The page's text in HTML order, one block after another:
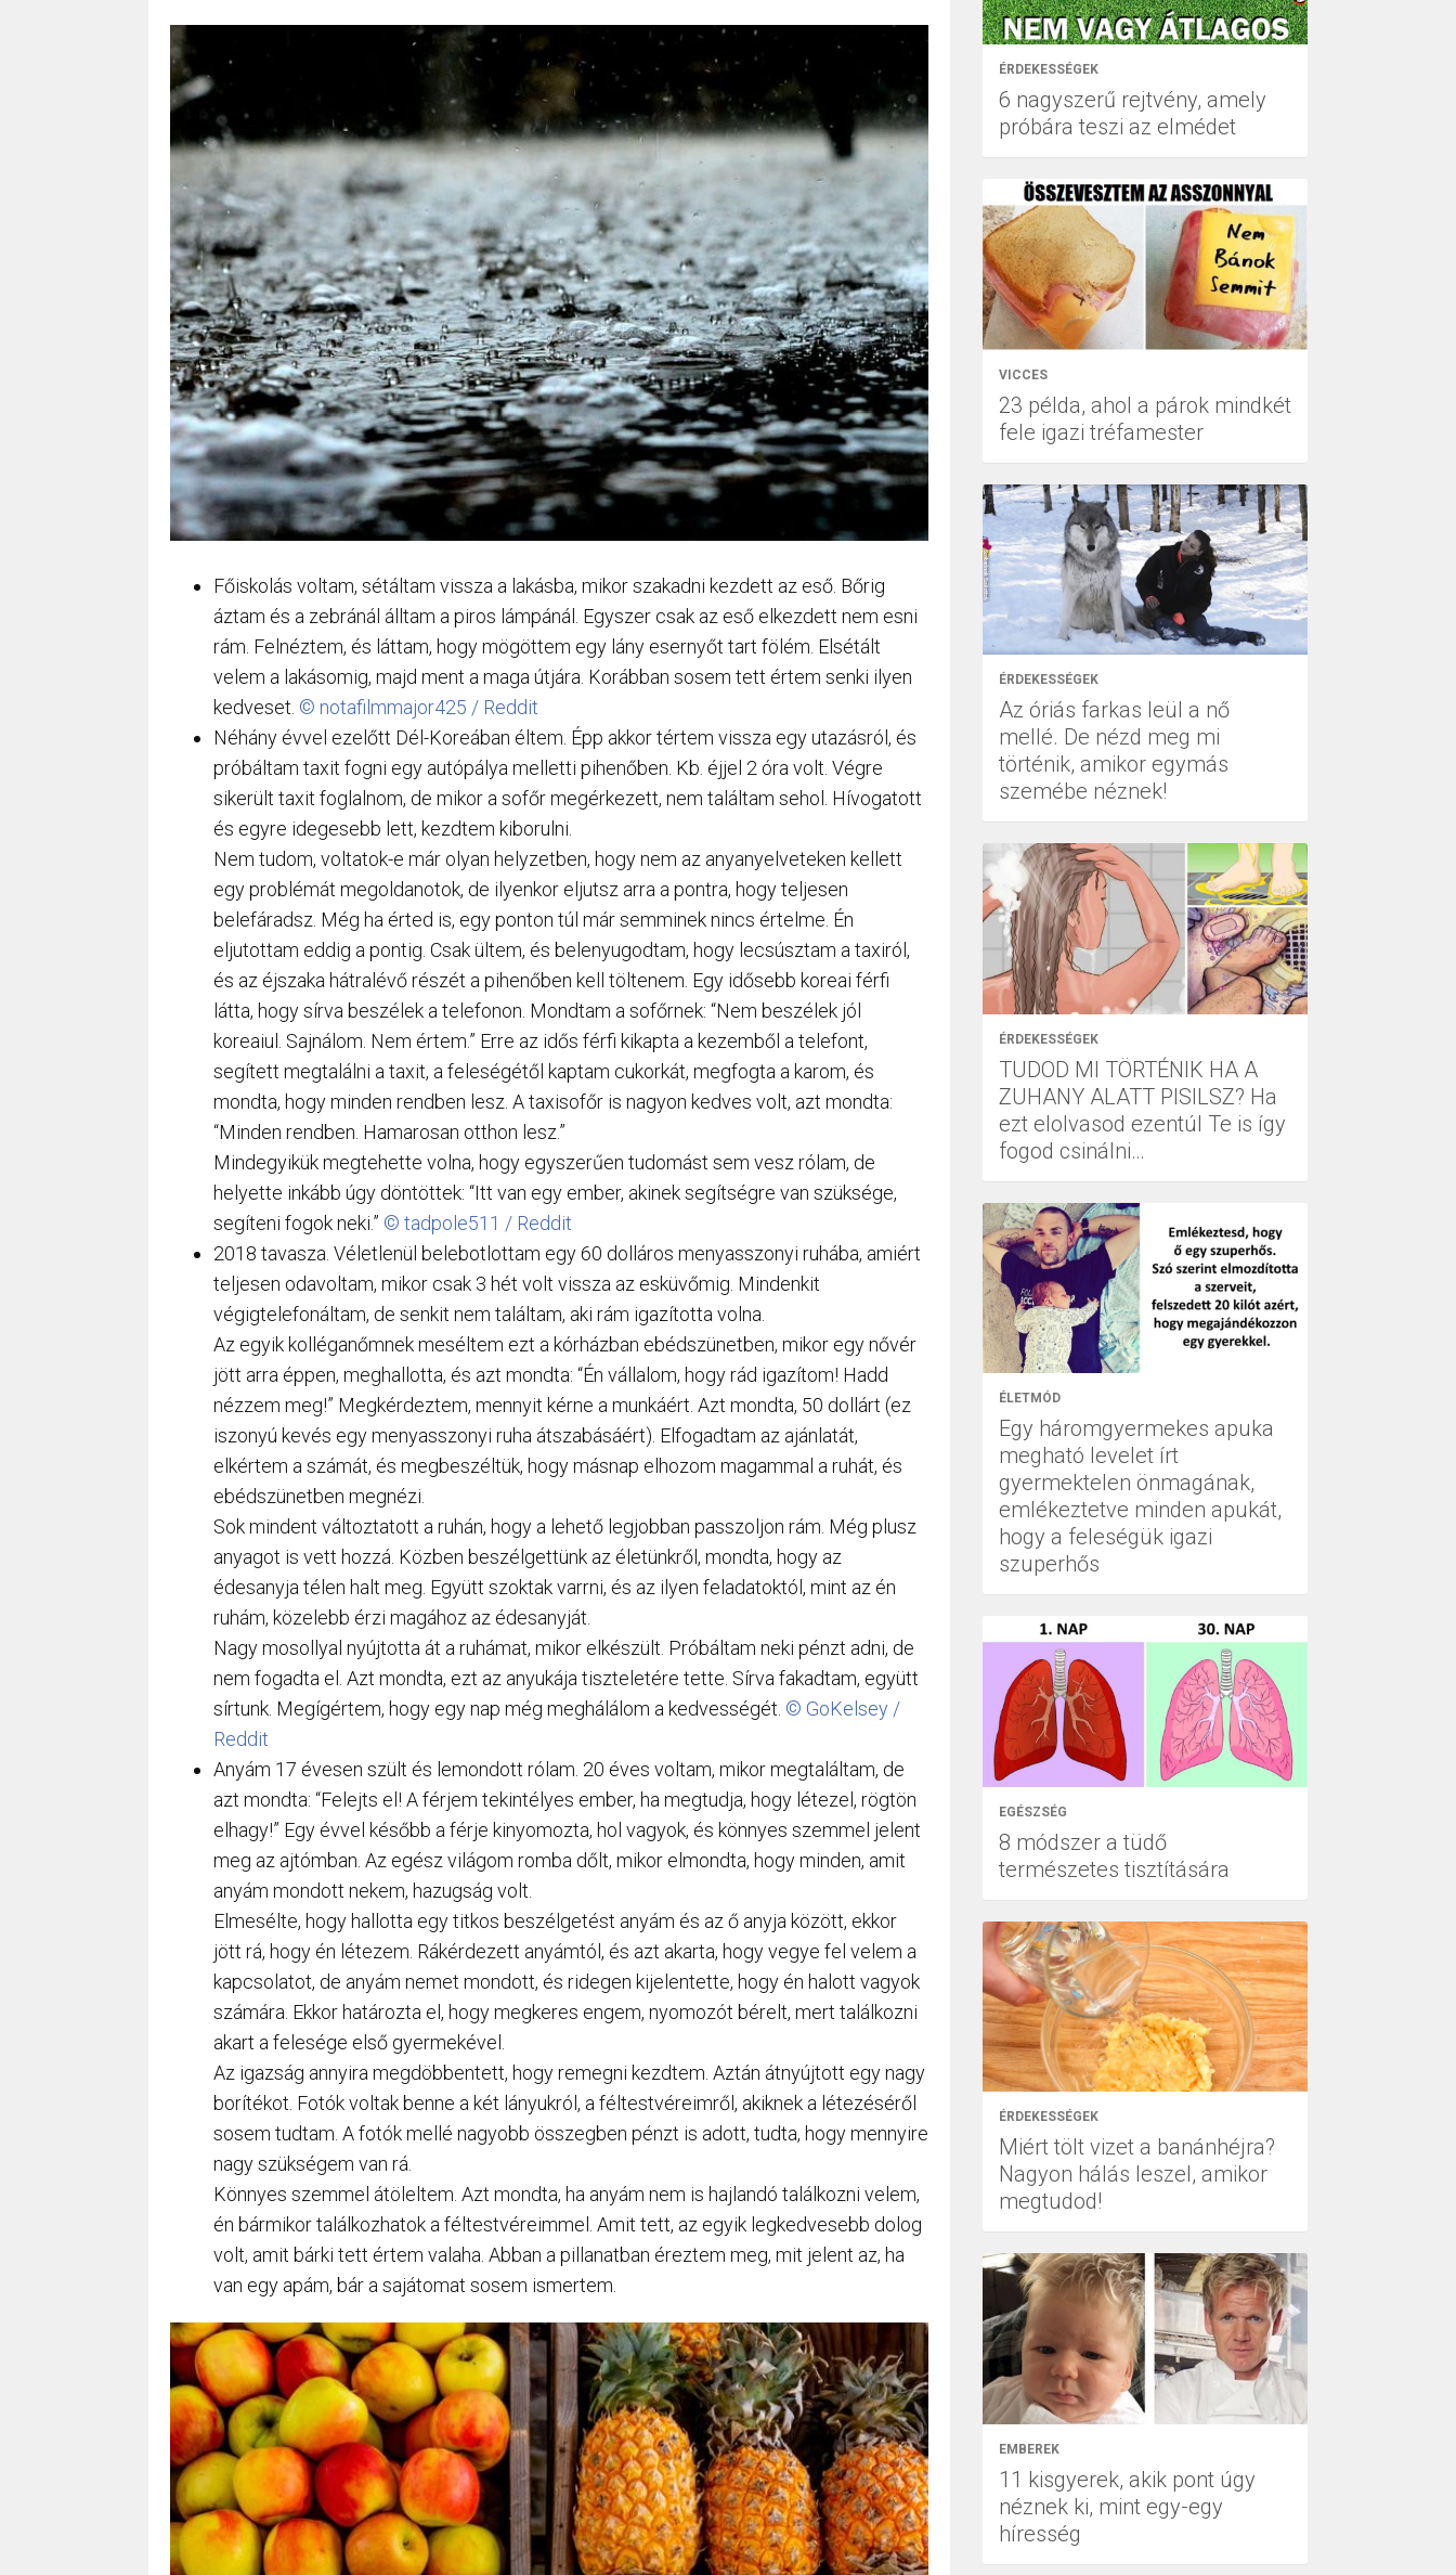
Főiskolás voltam, sétáltam vissza a lakásba, mikor szakadni kezdett az eső. Bőrig
áztam és a zebránál álltam a piros lámpánál. Egyszer csak az eső elkezdett nem esni
rám. Felnéztem, és láttam, hogy mögöttem egy lány esernyőt tart fölém. Elsétált
velem a lakásomig, majd ment a maga útjára. Korábban sosem tett értem senki ilyen
kedveset. © notafilmmajor425 / Reddit
Néhány évvel ezelőtt Dél-Koreában éltem. Épp akkor tértem vissza egy utazásról, és
próbáltam taxit fogni egy autópálya melletti pihenőben. Kb. éjjel 2 óra volt. Végre
sikerült taxit foglalnom, de mikor a sofőr megérkezett, nem találtam sehol. Hívogatott
és egyre idegesebb lett, kezdtem kiborulni.
Nem tudom, voltatok-e már olyan helyzetben, hogy nem az anyanyelveteken kellett
egy problémát megoldanotok, de ilyenkor eljutsz arra a pontra, hogy teljesen
belefáradsz. Még ha érted is, egy ponton túl már semminek nincs értelme. Én
eljutottam eddig a pontig. Csak ültem, és belenyugodtam, hogy lecsúsztam a taxiról,
és az éjszaka hátralévő részét a pihenőben kell töltenem. Egy idősebb koreai férfi
látta, hogy sírva beszélek a telefonon. Mondtam a sofőrnek: “Nem beszélek jól
koreaiul. Sajnálom. Nem értem.” Erre az idős férfi kikapta a kezemből a telefont,
segített megtalálni a taxit, a feleségétől kaptam cukorkát, megfogta a karom, és
mondta, hogy minden rendben lesz. A taxisofőr is nagyon kedves volt, azt mondta:
“Minden rendben. Hamarosan otthon lesz.”
Mindegyikük megtehette volna, hogy egyszerűen tudomást sem vesz rólam, de
helyette inkább úgy döntöttek: “Itt van egy ember, akinek segítségre van szüksége,
segíteni fogok neki.” © tadpole511 / Reddit
2018 tavasza. Véletlenül belebotlottam egy 60 dolláros menyasszonyi ruhába, amiért
teljesen odavoltam, mikor csak 3 hét volt vissza az esküvőmig. Mindenkit
végigtelefonáltam, de senkit nem találtam, aki rám igazította volna.
Az egyik kolléganőmnek meséltem ezt a kórházban ebédszünetben, mikor egy nővér
jött arra éppen, meghallotta, és azt mondta: “Én vállalom, hogy rád igazítom! Hadd
nézzem meg!” Megkérdeztem, mennyit kérne a munkáért. Azt mondta, 50 dollárt (ez
iszonyú kevés egy menyasszonyi ruha átszabásáért). Elfogadtam az ajánlatát,
elkértem a számát, és megbeszéltük, hogy másnap elhozom magammal a ruhát, és
ebédszünetben megnézi.
Sok mindent változtatott a ruhán, hogy a lehető legjobban passzoljon rám. Még plusz
anyagot is vett hozzá. Közben beszélgettünk az életünkről, mondta, hogy az
édesanyja télen halt meg. Együtt szoktak varrni, és az ilyen feladatoktól, mint az én
ruhám, közelebb érzi magához az édesanyját.
Nagy mosollyal nyújtotta át a ruhámat, mikor elkészült. Próbáltam neki pénzt adni, de
nem fogadta el. Azt mondta, ezt az anyukája tiszteletére tette. Sírva fakadtam, együtt
sírtunk. Megígértem, hogy egy nap még meghálálom a kedvességét. © GoKelsey /
Reddit
Anyám 17 évesen szült és lemondott rólam. 20 éves voltam, mikor megtaláltam, de
azt mondta: “Felejts el! A férjem tekintélyes ember, ha megtudja, hogy létezel, rögtön
elhagy!” Egy évvel később a férje kinyomozta, hol vagyok, és könnyes szemmel jelent
meg az ajtómban. Az egész világom romba dőlt, mikor elmondta, hogy minden, amit
anyám mondott nekem, hazugság volt.
Elmesélte, hogy hallotta egy titkos beszélgetést anyám és az ő anyja között, ekkor
jött rá, hogy én létezem. Rákérdezett anyámtól, és azt akarta, hogy vegye fel velem a
kapcsolatot, de anyám nemet mondott, és ridegen kijelentette, hogy én halott vagyok
számára. Ekkor határozta el, hogy megkeres engem, nyomozót bérelt, mert találkozni
akart a felesége első gyermekével.
Az igazság annyira megdöbbentett, hogy remegni kezdtem. Aztán átnyújtott egy nagy
borítékot. Fotók voltak benne a két lányukról, a féltestvéreimről, akiknek a létezéséről
sosem tudtam. A fotók mellé nagyobb összegben pénzt is adott, tudta, hogy mennyire
nagy szükségem van rá.
Könnyes szemmel átöleltem. Azt mondta, ha anyám nem is hajlandó találkozni velem,
én bármikor találkozhatok a féltestvéreimmel. Amit tett, az egyik legkedvesebb dolog
volt, amit bárki tett értem valaha. Abban a pillanatban éreztem meg, mit jelent az, ha
van egy apám, bár a sajátomat sosem ismertem.
ÉRDEKESSÉGEK
6 nagyszerű rejtvény, amely
próbára teszi az elmédet
VICCES
23 példa, ahol a párok mindkét
fele igazi tréfamester
ÉRDEKESSÉGEK
Az óriás farkas leül a nő
mellé. De nézd meg mi
történik, amikor egymás
szemébe néznek!
ÉRDEKESSÉGEK
TUDOD MI TÖRTÉNIK HA A
ZUHANY ALATT PISILSZ? Ha
ezt elolvasod ezentúl Te is így
fogod csinálni…
ÉLETMÓD
Egy háromgyermekes apuka
megható levelet írt
gyermektelen önmagának,
emlékeztetve minden apukát,
hogy a feleségük igazi
szuperhős
EGÉSZSÉG
8 módszer a tüdő
természetes tisztítására
ÉRDEKESSÉGEK
Miért tölt vizet a banánhéjra?
Nagyon hálás leszel, amikor
megtudod!
EMBEREK
11 kisgyerek, akik pont úgy
néznek ki, mint egy-egy
híresség